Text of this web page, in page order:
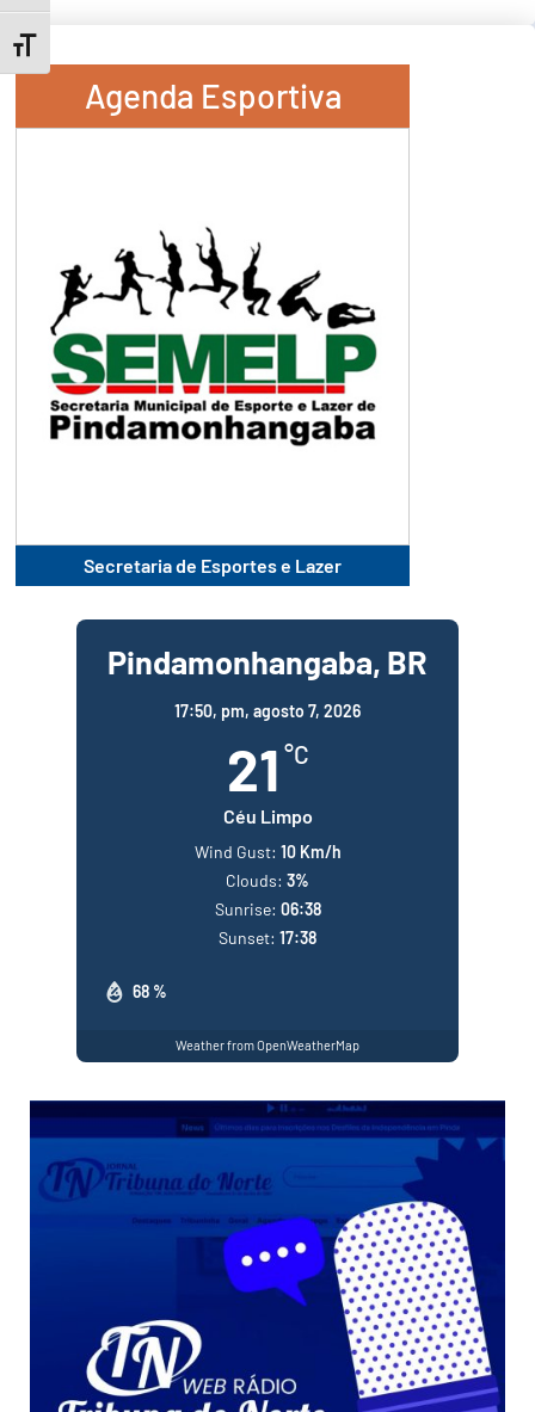
Toggle Font size
Agenda Esportiva
Secretaria de Esportes e Lazer
Pindamonhangaba, BR
17:50, pm, agosto 7, 2026
21 °C
Céu Limpo
68 %
Wind Gust: 10 Km/h
Clouds: 3%
Sunrise: 06:38
Sunset: 17:38
Weather from OpenWeatherMap